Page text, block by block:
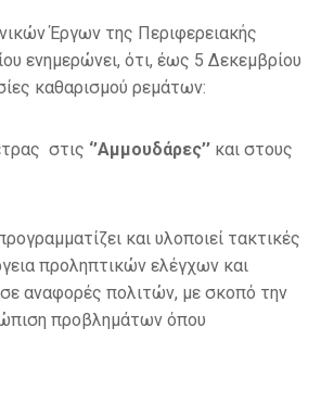
Έργων της Περιφερειακής
ενημερώνει, ότι, έως 5 Δεκεμβρίου
καθαρισμού ρεμάτων:
στις ‘’Αμμουδάρες’’ και στους
και υλοποιεί τακτικές
προληπτικών ελέγχων και
αναφορές πολιτών, με σκοπό την
προβλημάτων όπου